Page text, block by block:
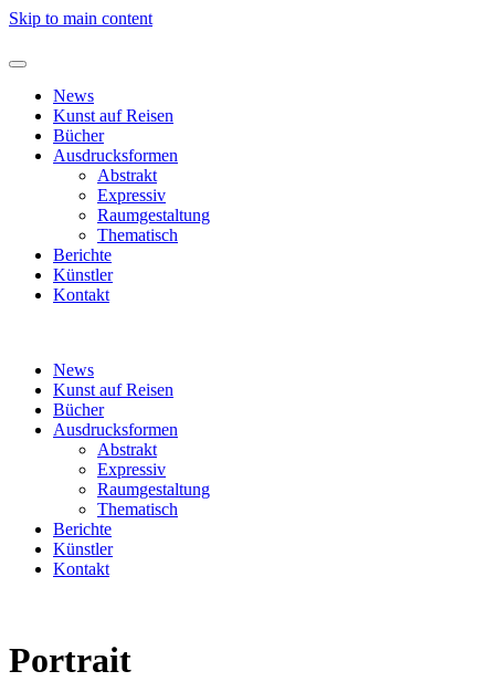
Skip to main content
News
Kunst auf Reisen
Bücher
Ausdrucksformen
Abstrakt
Expressiv
Raumgestaltung
Thematisch
Berichte
Künstler
Kontakt
News
Kunst auf Reisen
Bücher
Ausdrucksformen
Abstrakt
Expressiv
Raumgestaltung
Thematisch
Berichte
Künstler
Kontakt
Portrait